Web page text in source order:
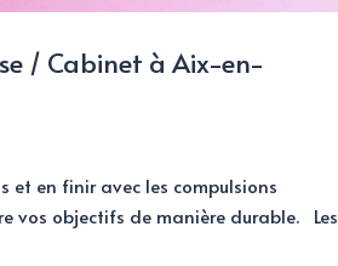
/ Cabinet à Aix-en-
et en finir avec les compulsions
vos objectifs de manière durable. Les